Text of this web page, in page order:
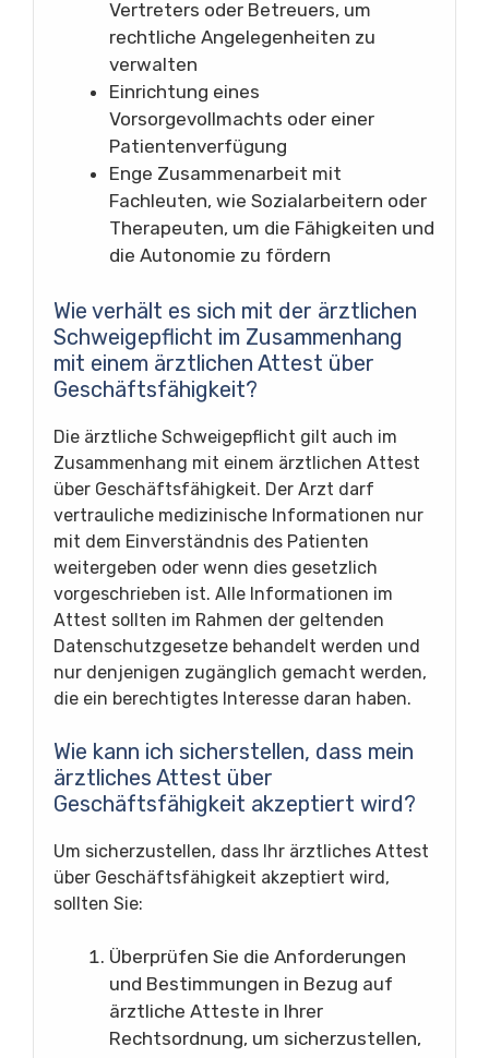
Vertreters oder Betreuers, um
rechtliche Angelegenheiten zu
verwalten
Einrichtung eines
Vorsorgevollmachts oder einer
Patientenverfügung
Enge Zusammenarbeit mit
Fachleuten, wie Sozialarbeitern oder
Therapeuten, um die Fähigkeiten und
die Autonomie zu fördern
Wie verhält es sich mit der ärztlichen
Schweigepflicht im Zusammenhang
mit einem ärztlichen Attest über
Geschäftsfähigkeit?
Die ärztliche Schweigepflicht gilt auch im
Zusammenhang mit einem ärztlichen Attest
über Geschäftsfähigkeit. Der Arzt darf
vertrauliche medizinische Informationen nur
mit dem Einverständnis des Patienten
weitergeben oder wenn dies gesetzlich
vorgeschrieben ist. Alle Informationen im
Attest sollten im Rahmen der geltenden
Datenschutzgesetze behandelt werden und
nur denjenigen zugänglich gemacht werden,
die ein berechtigtes Interesse daran haben.
Wie kann ich sicherstellen, dass mein
ärztliches Attest über
Geschäftsfähigkeit akzeptiert wird?
Um sicherzustellen, dass Ihr ärztliches Attest
über Geschäftsfähigkeit akzeptiert wird,
sollten Sie:
Überprüfen Sie die Anforderungen
und Bestimmungen in Bezug auf
ärztliche Atteste in Ihrer
Rechtsordnung, um sicherzustellen,